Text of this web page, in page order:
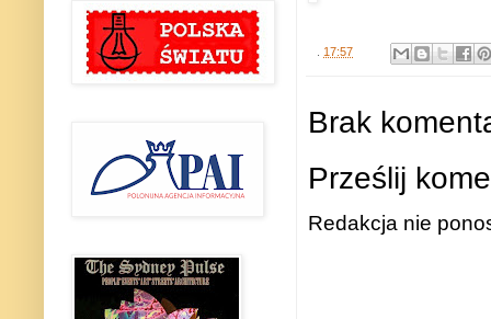
. 17:57
Brak
Prześlij
Redakcja nie